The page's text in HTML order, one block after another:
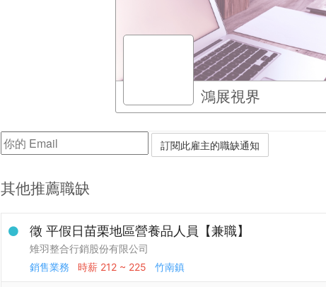
鴻展視界
其他推薦職缺
徵 平假日苗栗地區營養品人員【兼職】
雉羽整合行銷股份有限公司
銷售業務
時薪 212 ~ 225 竹南鎮